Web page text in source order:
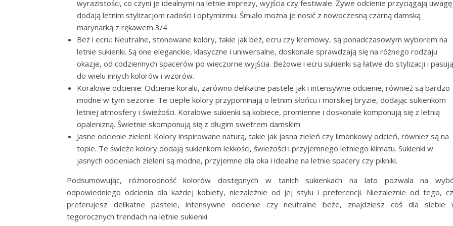
wyrazistości, co czyni je idealnymi na letnie imprezy, wyjścia czy festiwale. Żywe odcienie przyciągają uwagę
dodają letnim stylizacjom radości i optymizmu. Śmiało można je nosić z nowoczesną czarną damską
marynarką z rękawem 3/4
Beż i ecru: Neutralne, stonowane kolory, takie jak beż, ecru czy kremowy, są ponadczasowym wyborem na
letnie sukienki. Są one eleganckie, klasyczne i uniwersalne, doskonale sprawdzają się na różnego rodzaju
okazje, od codziennych spacerów po wieczorne wyjścia. Beżowe i ecru sukienki są łatwe do stylizacji i pasują
do wielu innych kolorów i wzorów.
Koralowe odcienie: Odcienie koralu, zarówno delikatne pastele jak i intensywne odcienie, również są bardzo
modne w tym sezonie. Te ciepłe kolory przypominają o letnim słońcu i morskiej bryzie, dodając sukienkom
letniej atmosfery i świeżości. Koralowe sukienki są kobiece, promienne i doskonale komponują się z letnią
opalenizną. Świetnie skomponują się z długim swetrem damskim
Jasne odcienie zieleni: Kolory inspirowane naturą, takie jak jasna zieleń czy limonkowy odcień, również są na
topie. Te świeże kolory dodają sukienkom lekkości, świeżości i przyjemnego letniego klimatu. Sukienki w
jasnych odcieniach zieleni są modne, przyjemne dla oka i idealne na letnie spacery czy pikniki.
Podsumowując, różnorodność kolorów dostępnych w tanich sukienkach na lato pozwala na
odpowiedniego odcienia dla każdej kobiety, niezależnie od jej stylu i preferencji. Niezależnie od tego,
preferujesz delikatne pastele, intensywne odcienie czy neutralne beże, znajdziesz coś dla siebie
tegorocznych trendach na letnie sukienki.